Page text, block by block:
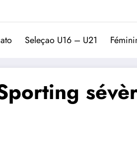
Trivela
L'actualité du
Seleçao U16 – U21